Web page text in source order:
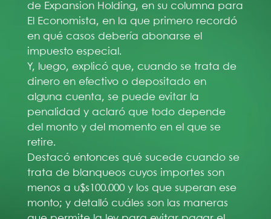
de Expansion Holding, en su columna para
El Economista, en la que primero recordó
en qué casos debería abonarse el
impuesto especial.
Y, luego, explicó que, cuando se trata de
dinero en efectivo o depositado en
alguna cuenta, se puede evitar la
penalidad y aclaró que todo depende
del monto y del momento en el que se
retire.
Destacó entonces qué sucede cuando se
trata de blanqueos cuyos importes son
menos a u$s100.000 y los que superan ese
monto; y detalló cuáles son las maneras